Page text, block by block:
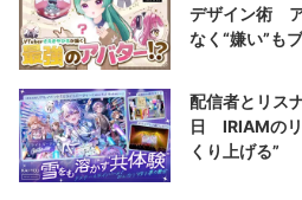
デザイン術
なく“嫌い”も
配信者とリス
日 IRIAMのリ
くり上げる”